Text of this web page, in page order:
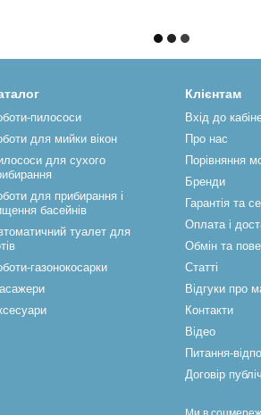
пилососи
для мийки вікон
для сухого
для прибирання і
басейнів
туалет для
газонокосарки
Клієнтам
Вхід до
Про нас
Порівняння
Бренди
Гарантія та
Оплата і
Обмін та
Статті
Відгуки про
Контакти
Відео
Питання-
Договір